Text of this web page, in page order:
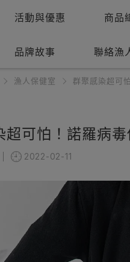
活動與優惠 商品
品牌故事 聯絡漁
漁人保健室 群聚感染超可
超可怕！諾羅病
2022-02-11